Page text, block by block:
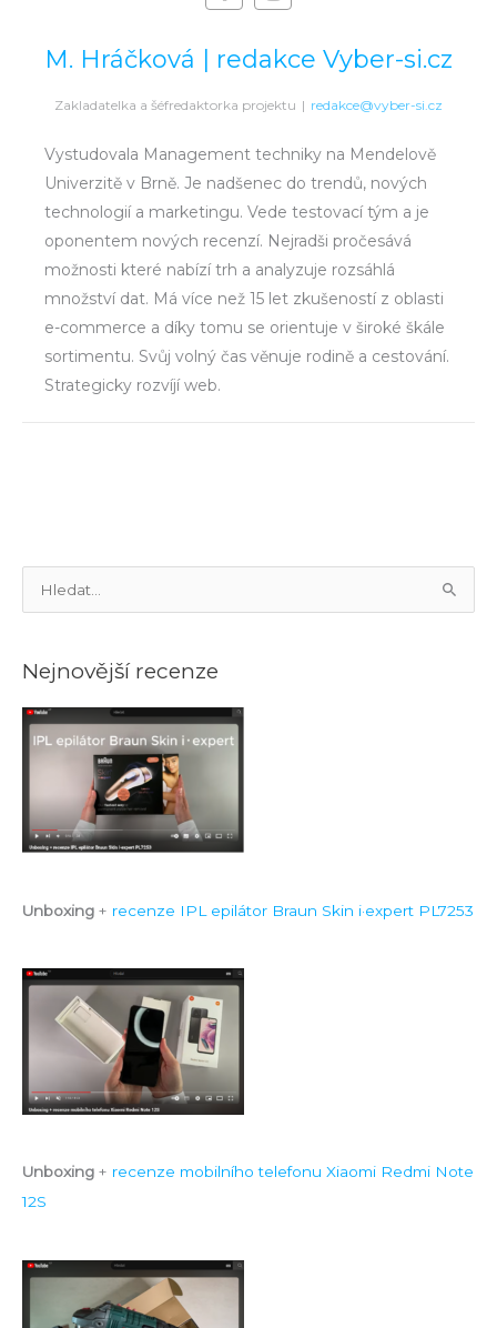
M. Hráčková | redakce Vyber-si.cz
Zakladatelka a šéfredaktorka projektu | redakce@vyber-si.cz
Vystudovala Management techniky na Mendelově
Univerzitě v Brně. Je nadšenec do trendů, nových
technologií a marketingu. Vede testovací tým a je
oponentem nových recenzí. Nejradši pročesává
možnosti které nabízí trh a analyzuje rozsáhlá
množství dat. Má více než 15 let zkušeností z oblasti
e-commerce a díky tomu se orientuje v široké škále
sortimentu. Svůj volný čas věnuje rodině a cestování.
Strategicky rozvíjí web.
y
l
d
r
:
Nejnovější recenze
Unboxing + recenze IPL epilátor Braun Skin i·expert PL7253
Unboxing + recenze mobilního telefonu Xiaomi Redmi Note
12S